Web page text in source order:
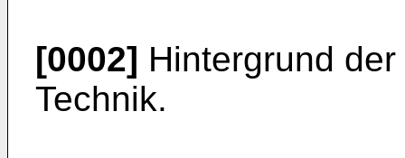
[0002] Hintergrund
Technik.